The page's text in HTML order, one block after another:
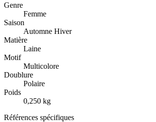
Genre
Femme
Saison
Automne Hiver
Matière
Laine
Motif
Multicolore
Doublure
Polaire
Poids
0,250 kg
Références spécifiques